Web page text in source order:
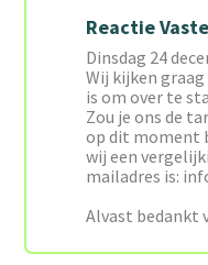
Reactie
Dinsdag 24
Wij kijken
is om over te
Zou je ons de
op dit moment
wij een
mailadres is:
Alvast bedankt